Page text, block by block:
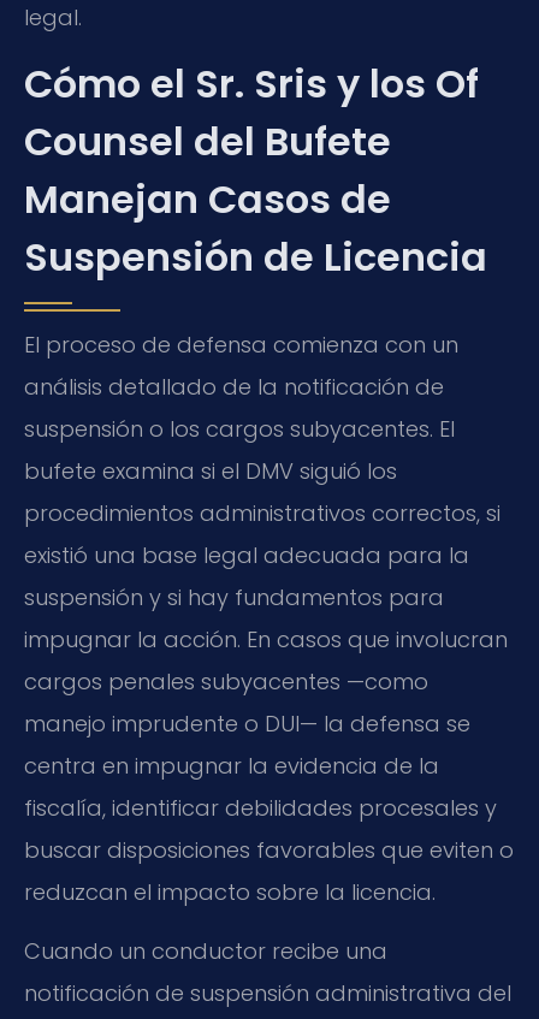
legal.
Cómo el Sr. Sris y los Of
Counsel del Bufete
Manejan Casos de
Suspensión de Licencia
El proceso de defensa comienza con un
análisis detallado de la notificación de
suspensión o los cargos subyacentes. El
bufete examina si el DMV siguió los
procedimientos administrativos correctos, si
existió una base legal adecuada para la
suspensión y si hay fundamentos para
impugnar la acción. En casos que involucran
cargos penales subyacentes —como
manejo imprudente o DUI— la defensa se
centra en impugnar la evidencia de la
fiscalía, identificar debilidades procesales y
buscar disposiciones favorables que eviten o
reduzcan el impacto sobre la licencia.
Cuando un conductor recibe una
notificación de suspensión administrativa del